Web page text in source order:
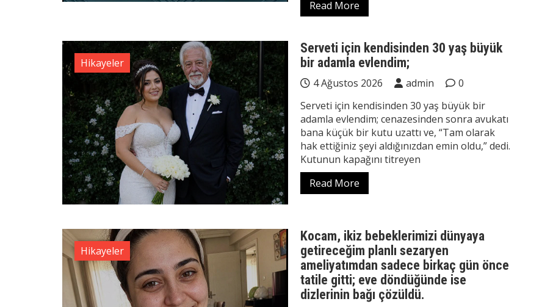
Read More
Hikayeler
Serveti için kendisinden 30 yaş büyük
bir adamla evlendim;
4 Ağustos 2026 admin
0
Serveti için kendisinden 30 yaş büyük bir
adamla evlendim; cenazesinden sonra avukatı
bana küçük bir kutu uzattı ve, “Tam olarak
hak ettiğiniz şeyi aldığınızdan emin oldu,” dedi.
Kutunun kapağını titreyen
Read More
Hikayeler
Kocam, ikiz bebeklerimizi dünyaya
getireceğim planlı sezaryen
ameliyatımdan sadece birkaç gün önce
tatile gitti; eve döndüğünde ise
dizlerinin bağı çözüldü.